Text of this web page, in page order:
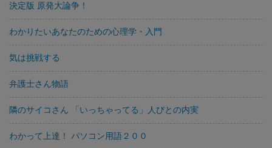
決定版 原発大論争！
わかりたいあなたのための心理学・入門
気は挑戦する
弁護士さん物語
隣のサイコさん 「いっちゃってる」人びとの内実
わかって上達！ パソコン用語２００